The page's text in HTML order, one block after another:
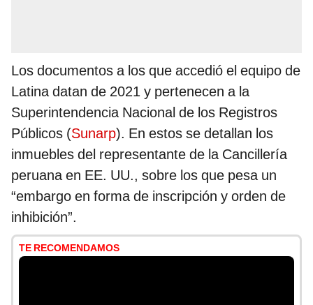
Los documentos a los que accedió el equipo de
Latina datan de 2021 y pertenecen a la
Superintendencia Nacional de los Registros
Públicos (Sunarp). En estos se detallan los
inmuebles del representante de la Cancillería
peruana en EE. UU., sobre los que pesa un
“embargo en forma de inscripción y orden de
inhibición”.
TE RECOMENDAMOS